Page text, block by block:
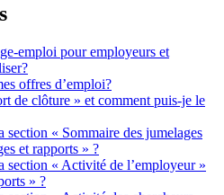
emploi pour employeurs et
offres d’emploi?
de clôture » et comment puis-je le
section « Sommaire des jumelages
et rapports » ?
section « Activité de l’employeur »
» ?